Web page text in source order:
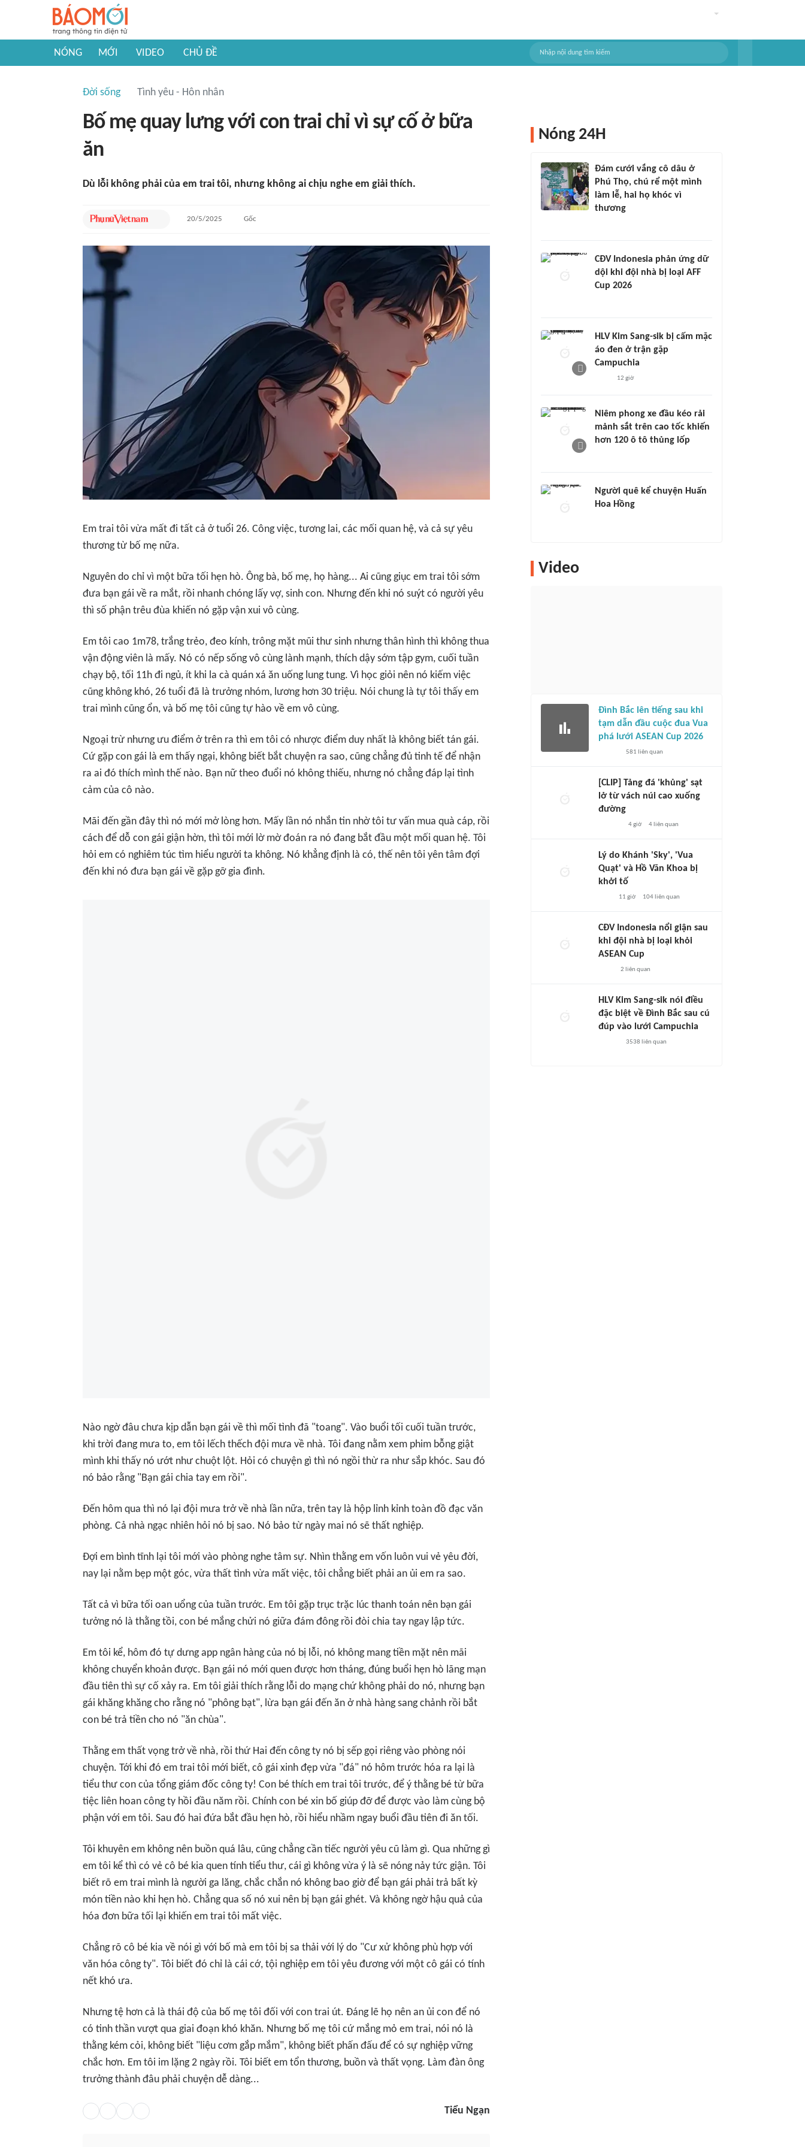
NÓNG MỚI VIDEO CHỦ ĐỀ
Đời sống Tình yêu - Hôn nhân
Bố mẹ quay lưng với con trai chỉ vì sự cố ở bữa
ăn
Dù lỗi không phải của em trai tôi, nhưng không ai chịu nghe em giải thích.
20/5/2025 Gốc
Em trai tôi vừa mất đi tất cả ở tuổi 26. Công việc, tương lai, các mối quan hệ, và cả sự yêu
thương từ bố mẹ nữa.
Nguyên do chỉ vì một bữa tối hẹn hò. Ông bà, bố mẹ, họ hàng... Ai cũng giục em trai tôi sớm
đưa bạn gái về ra mắt, rồi nhanh chóng lấy vợ, sinh con. Nhưng đến khi nó suýt có người yêu
thì số phận trêu đùa khiến nó gặp vận xui vô cùng.
Em tôi cao 1m78, trắng trẻo, đeo kính, trông mặt mũi thư sinh nhưng thân hình thì không thua
vận động viên là mấy. Nó có nếp sống vô cùng lành mạnh, thích dậy sớm tập gym, cuối tuần
chạy bộ, tối 11h đi ngủ, ít khi la cà quán xá ăn uống lung tung. Vì học giỏi nên nó kiếm việc
cũng không khó, 26 tuổi đã là trưởng nhóm, lương hơn 30 triệu. Nói chung là tự tôi thấy em
trai mình cũng ổn, và bố mẹ tôi cũng tự hào về em vô cùng.
Ngoại trừ nhưng ưu điểm ở trên ra thì em tôi có nhược điểm duy nhất là không biết tán gái.
Cứ gặp con gái là em thấy ngại, không biết bắt chuyện ra sao, cũng chẳng đủ tinh tế để nhận
ra ai đó thích mình thế nào. Bạn nữ theo đuổi nó không thiếu, nhưng nó chẳng đáp lại tình
cảm của cô nào.
Mãi đến gần đây thì nó mới mở lòng hơn. Mấy lần nó nhắn tin nhờ tôi tư vấn mua quà cáp, rồi
cách để dỗ con gái giận hờn, thì tôi mới lờ mờ đoán ra nó đang bắt đầu một mối quan hệ. Tôi
hỏi em có nghiêm túc tìm hiểu người ta không. Nó khẳng định là có, thế nên tôi yên tâm đợi
đến khi nó đưa bạn gái về gặp gỡ gia đình.
Nào ngờ đâu chưa kịp dẫn bạn gái về thì mối tình đã "toang". Vào buổi tối cuối tuần trước,
khi trời đang mưa to, em tôi lếch thếch đội mưa về nhà. Tôi đang nằm xem phim bỗng giật
mình khi thấy nó ướt như chuột lột. Hỏi có chuyện gì thì nó ngồi thừ ra như sắp khóc. Sau đó
nó bảo rằng "Bạn gái chia tay em rồi".
Đến hôm qua thì nó lại đội mưa trở về nhà lần nữa, trên tay là hộp lỉnh kỉnh toàn đồ đạc văn
phòng. Cả nhà ngạc nhiên hỏi nó bị sao. Nó bảo từ ngày mai nó sẽ thất nghiệp.
Đợi em bình tĩnh lại tôi mới vào phòng nghe tâm sự. Nhìn thằng em vốn luôn vui vẻ yêu đời,
nay lại nằm bẹp một góc, vừa thất tình vừa mất việc, tôi chẳng biết phải an ủi em ra sao.
Tất cả vì bữa tối oan uổng của tuần trước. Em tôi gặp trục trặc lúc thanh toán nên bạn gái
tưởng nó là thằng tồi, con bé mắng chửi nó giữa đám đông rồi đòi chia tay ngay lập tức.
Em tôi kể, hôm đó tự dưng app ngân hàng của nó bị lỗi, nó không mang tiền mặt nên mãi
không chuyển khoản được. Bạn gái nó mới quen được hơn tháng, đúng buổi hẹn hò lãng mạn
đầu tiên thì sự cố xảy ra. Em tôi giải thích rằng lỗi do mạng chứ không phải do nó, nhưng bạn
gái khăng khăng cho rằng nó "phông bạt", lừa bạn gái đến ăn ở nhà hàng sang chảnh rồi bắt
con bé trả tiền cho nó "ăn chùa".
Thằng em thất vọng trở về nhà, rồi thứ Hai đến công ty nó bị sếp gọi riêng vào phòng nói
chuyện. Tới khi đó em trai tôi mới biết, cô gái xinh đẹp vừa "đá" nó hôm trước hóa ra lại là
tiểu thư con của tổng giám đốc công ty! Con bé thích em trai tôi trước, để ý thằng bé từ bữa
tiệc liên hoan công ty hồi đầu năm rồi. Chính con bé xin bố giúp đỡ để được vào làm cùng bộ
phận với em tôi. Sau đó hai đứa bắt đầu hẹn hò, rồi hiểu nhầm ngay buổi đầu tiên đi ăn tối.
Tôi khuyên em không nên buồn quá lâu, cũng chẳng cần tiếc người yêu cũ làm gì. Qua những gì
em tôi kể thì có vẻ cô bé kia quen tính tiểu thư, cái gì không vừa ý là sẽ nóng nảy tức giận. Tôi
biết rõ em trai mình là người ga lăng, chắc chắn nó không bao giờ để bạn gái phải trả bất kỳ
món tiền nào khi hẹn hò. Chẳng qua số nó xui nên bị bạn gái ghét. Và không ngờ hậu quả của
hóa đơn bữa tối lại khiến em trai tôi mất việc.
Chẳng rõ cô bé kia về nói gì với bố mà em tôi bị sa thải với lý do "Cư xử không phù hợp với
văn hóa công ty". Tôi biết đó chỉ là cái cớ, tội nghiệp em tôi yêu đương với một cô gái có tính
nết khó ưa.
Nhưng tệ hơn cả là thái độ của bố mẹ tôi đối với con trai út. Đáng lẽ họ nên an ủi con để nó
có tinh thần vượt qua giai đoạn khó khăn. Nhưng bố mẹ tôi cứ mắng mỏ em trai, nói nó là
thằng kém cỏi, không biết "liệu cơm gắp mắm", không biết phấn đấu để có sự nghiệp vững
chắc hơn. Em tôi im lặng 2 ngày rồi. Tôi biết em tổn thương, buồn và thất vọng. Làm đàn ông
trưởng thành đâu phải chuyện dễ dàng...
Tiểu Ngạn
Nóng 24H
Đám cưới vắng cô dâu ở
Phú Thọ, chú rể một mình
làm lễ, hai họ khóc vì
thương
CĐV Indonesia phản ứng dữ
dội khi đội nhà bị loại AFF
Cup 2026
HLV Kim Sang-sik bị cấm mặc
áo đen ở trận gặp
Campuchia
12 giờ
Niêm phong xe đầu kéo rải
mảnh sắt trên cao tốc khiến
hơn 120 ô tô thủng lốp
Người quê kể chuyện Huấn
Hoa Hồng
Video
Đình Bắc lên tiếng sau khi
tạm dẫn đầu cuộc đua Vua
phá lưới ASEAN Cup 2026
581 liên quan
[CLIP] Tảng đá 'khủng' sạt
lở từ vách núi cao xuống
đường
4 giờ 4liên quan
Lý do Khánh 'Sky', 'Vua
Quạt' và Hồ Văn Khoa bị
khởi tố
11 giờ 104liên quan
CĐV Indonesia nổi giận sau
khi đội nhà bị loại khỏi
ASEAN Cup
2 liên quan
HLV Kim Sang-sik nói điều
đặc biệt về Đình Bắc sau cú
đúp vào lưới Campuchia
3538 liên quan